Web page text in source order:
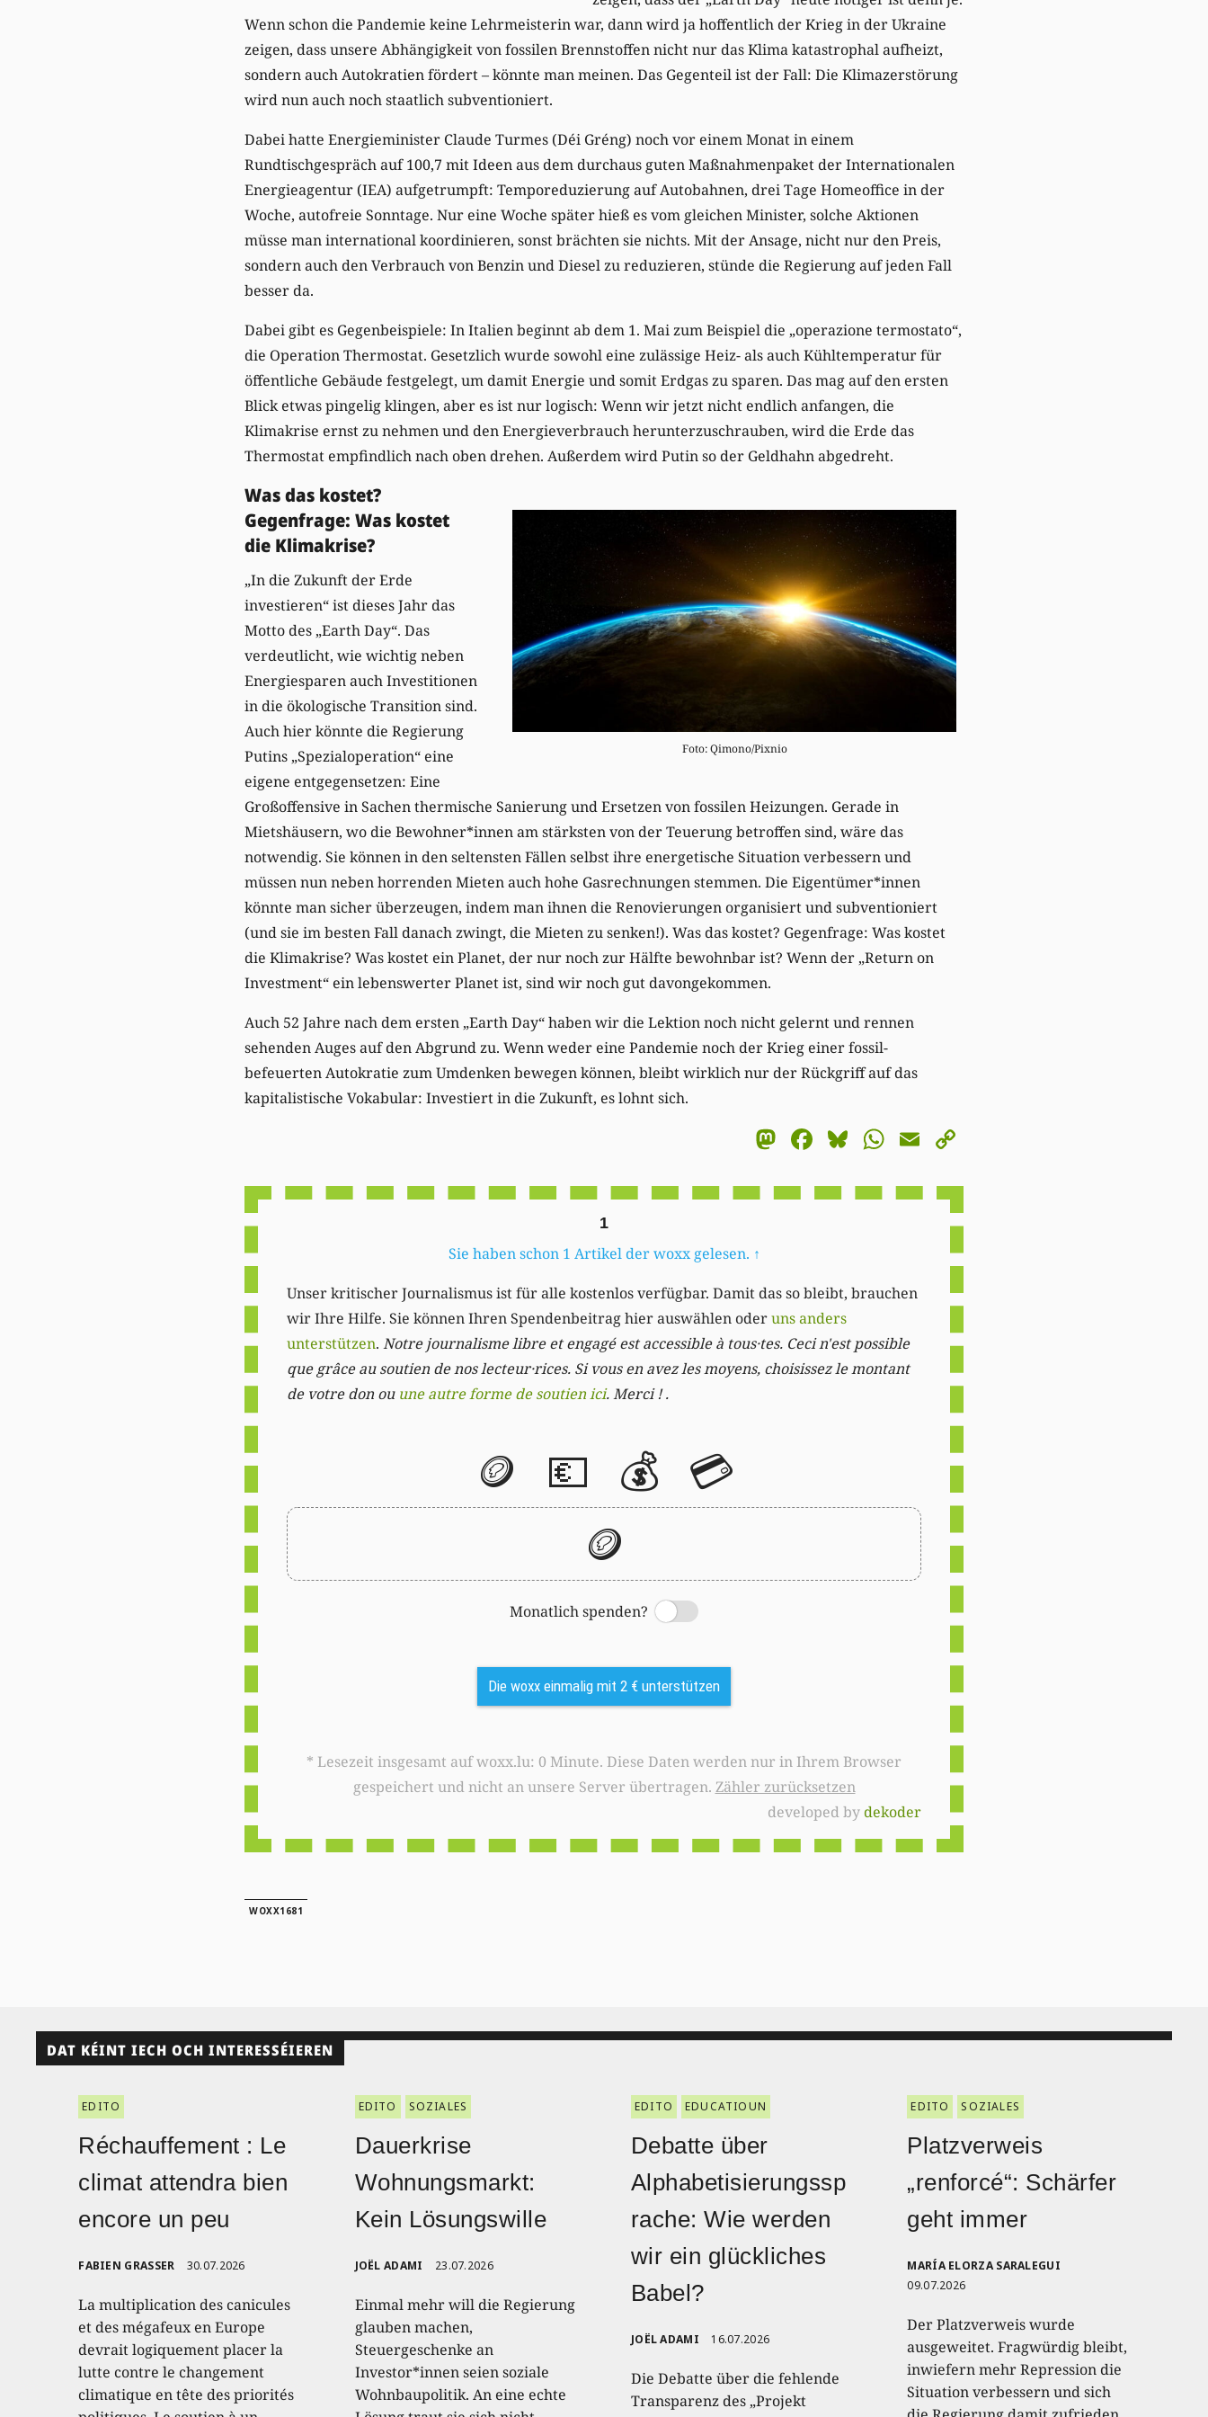
Wenn schon die Pandemie keine Lehrmeisterin war, dann wird ja hoffentlich der Krieg in der Ukraine
zeigen, dass unsere Abhängigkeit von fossilen Brennstoffen nicht nur das Klima katastrophal aufheizt,
sondern auch Autokratien fördert – könnte man meinen. Das Gegenteil ist der Fall: Die Klimazerstörung
wird nun auch noch staatlich subventioniert.
Dabei hatte Energieminister Claude Turmes (Déi Gréng) noch vor einem Monat in einem
Rundtischgespräch auf 100,7 mit Ideen aus dem durchaus guten Maßnahmenpaket der Internationalen
Energieagentur (IEA) aufgetrumpft: Temporeduzierung auf Autobahnen, drei Tage Homeoffice in der
Woche, autofreie Sonntage. Nur eine Woche später hieß es vom gleichen Minister, solche Aktionen
müsse man international koordinieren, sonst brächten sie nichts. Mit der Ansage, nicht nur den Preis,
sondern auch den Verbrauch von Benzin und Diesel zu reduzieren, stünde die Regierung auf jeden Fall
besser da.
Dabei gibt es Gegenbeispiele: In Italien beginnt ab dem 1. Mai zum Beispiel die „operazione termostato“,
die Operation Thermostat. Gesetzlich wurde sowohl eine zulässige Heiz- als auch Kühltemperatur für
öffentliche Gebäude festgelegt, um damit Energie und somit Erdgas zu sparen. Das mag auf den ersten
Blick etwas pingelig klingen, aber es ist nur logisch: Wenn wir jetzt nicht endlich anfangen, die
Klimakrise ernst zu nehmen und den Energieverbrauch herunterzuschrauben, wird die Erde das
Thermostat empfindlich nach oben drehen. Außerdem wird Putin so der Geldhahn abgedreht.
Foto: Qimono/Pixnio
Was das kostet?
Gegenfrage: Was kostet
die Klimakrise?
„In die Zukunft der Erde
investieren“ ist dieses Jahr das
Motto des „Earth Day“. Das
verdeutlicht, wie wichtig neben
Energiesparen auch Investitionen
in die ökologische Transition sind.
Auch hier könnte die Regierung
Putins „Spezialoperation“ eine
eigene entgegensetzen: Eine
Großoffensive in Sachen thermische Sanierung und Ersetzen von fossilen Heizungen. Gerade in
Mietshäusern, wo die Bewohner*innen am stärksten von der Teuerung betroffen sind, wäre das
notwendig. Sie können in den seltensten Fällen selbst ihre energetische Situation verbessern und
müssen nun neben horrenden Mieten auch hohe Gasrechnungen stemmen. Die Eigentümer*innen
könnte man sicher überzeugen, indem man ihnen die Renovierungen organisiert und subventioniert
(und sie im besten Fall danach zwingt, die Mieten zu senken!). Was das kostet? Gegenfrage: Was kostet
die Klimakrise? Was kostet ein Planet, der nur noch zur Hälfte bewohnbar ist? Wenn der „Return on
Investment“ ein lebenswerter Planet ist, sind wir noch gut davongekommen.
Auch 52 Jahre nach dem ersten „Earth Day“ haben wir die Lektion noch nicht gelernt und rennen
sehenden Auges auf den Abgrund zu. Wenn weder eine Pandemie noch der Krieg einer fossil-
befeuerten Autokratie zum Umdenken bewegen können, bleibt wirklich nur der Rückgriff auf das
kapitalistische Vokabular: Investiert in die Zukunft, es lohnt sich.
Mastodon
Facebook
Bluesky
WhatsApp
Email
1
Sie haben schon 1 Artikel der woxx gelesen. ↑
Unser kritischer Journalismus ist für alle kostenlos verfügbar. Damit das so bleibt, brauchen
wir Ihre Hilfe. Sie können Ihren Spendenbeitrag hier auswählen oderuns anders
unterstützen. Notre journalisme libre et engagé est accessible à tous·tes. Ceci n'est possible
que grâce au soutien de nos lecteur·rices. Si vous en avez les moyens, choisissez le montant
de votre don ou une autre forme de soutien ici. Merci ! .
🪙 💶 💰 💳
🪙
Monatlich spenden?
Switch
Die woxx einmalig mit 2 € unterstützen
* Lesezeit insgesamt auf woxx.lu: 0 Minute. Diese Daten werden nur in Ihrem Browser
gespeichert und nicht an unsere Server übertragen. Zähler zurücksetzen
developed bydekoder
WOXX1681
DAT KÉINT IECH OCH INTERESSÉIEREN
EDITO
Réchauffement : Le
climat attendra bien
encore un peu
FABIEN GRASSER 30.07.2026
La multiplication des canicules
et des mégafeux en Europe
devrait logiquement placer la
lutte contre le changement
climatique en tête des priorités
EDITO SOZIALES
Dauerkrise
Wohnungsmarkt:
Kein Lösungswille
JOËL ADAMI 23.07.2026
Einmal mehr will die Regierung
glauben machen,
Steuergeschenke an
Investor*innen seien soziale
Wohnbaupolitik. An eine echte
EDITO EDUCATIOUN
Debatte über
Alphabetisierungssp
rache: Wie werden
wir ein glückliches
Babel?
JOËL ADAMI 16.07.2026
Die Debatte über die fehlende
Transparenz des „Projekt
EDITO SOZIALES
Platzverweis
„renforcé“: Schärfer
geht immer
MARÍA ELORZA SARALEGUI
09.07.2026
Der Platzverweis wurde
ausgeweitet. Fragwürdig bleibt,
inwiefern mehr Repression die
Situation verbessern und sich